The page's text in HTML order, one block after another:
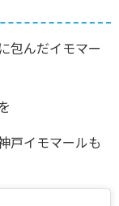
包んだイモマー
戸イモマールも